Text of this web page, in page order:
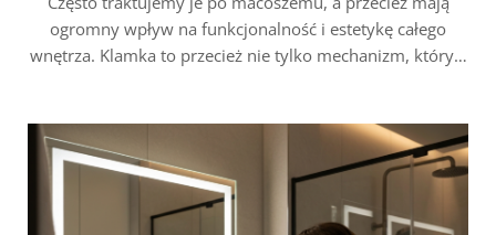
ogromny wpływ na funkcjonalność i estetykę całego
wnętrza. Klamka to przecież nie tylko mechanizm, który…